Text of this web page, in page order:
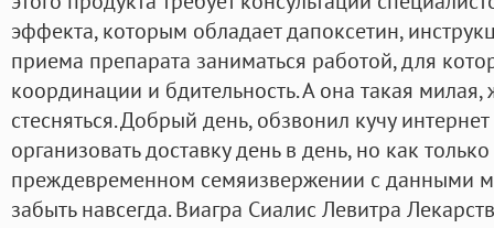
эффекта, которым обладает дапоксетин,
приема препарата заниматься работой, для
координации и бдительность. А она такая милая,
стесняться. Добрый день, обзвонил кучу
организовать доставку день в день, но как
преждевременном семяизвержении с данными
забыть навсегда. Виагра Сиалис Левитра